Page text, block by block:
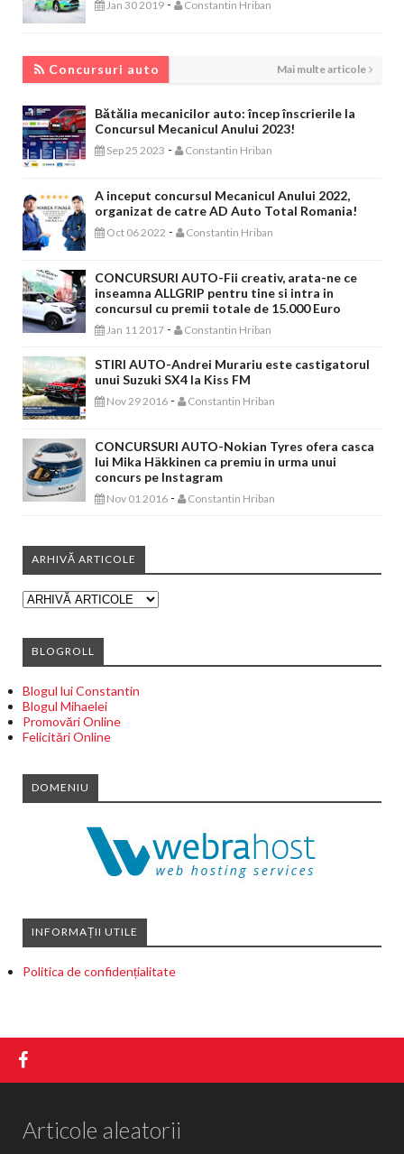
Jan 30 2019 - Constantin Hriban
Concursuri auto Mai multe articole
Bătălia mecanicilor auto: încep înscrierile la
Concursul Mecanicul Anului 2023!
Sep 25 2023 - Constantin Hriban
A inceput concursul Mecanicul Anului 2022,
organizat de catre AD Auto Total Romania!
Oct 06 2022 - Constantin Hriban
CONCURSURI AUTO-Fii creativ, arata-ne ce
inseamna ALLGRIP pentru tine si intra in
concursul cu premii totale de 15.000 Euro
Jan 11 2017 - Constantin Hriban
STIRI AUTO-Andrei Murariu este castigatorul
unui Suzuki SX4 la Kiss FM
Nov 29 2016 - Constantin Hriban
CONCURSURI AUTO-Nokian Tyres ofera casca
lui Mika Häkkinen ca premiu in urma unui
concurs pe Instagram
Nov 01 2016 - Constantin Hriban
ARHIVĂ ARTICOLE
BLOGROLL
Blogul lui Constantin
Blogul Mihaelei
Promovări Online
Felicitări Online
DOMENIU
INFORMAȚII UTILE
Politica de confidențialitate
Articole aleatorii